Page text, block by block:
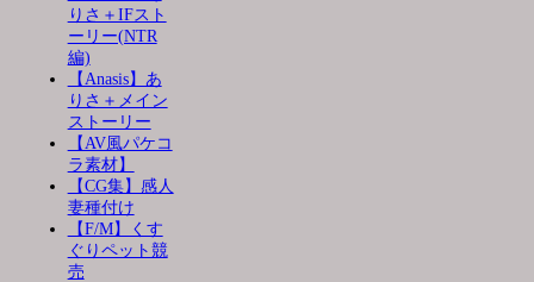
りさ＋IFスト
ーリー(NTR
編)
【Anasis】あ
りさ＋メイン
ストーリー
【AV風パケコ
ラ素材】
【CG集】感人
妻種付け
【F/M】くす
ぐりペット競
売